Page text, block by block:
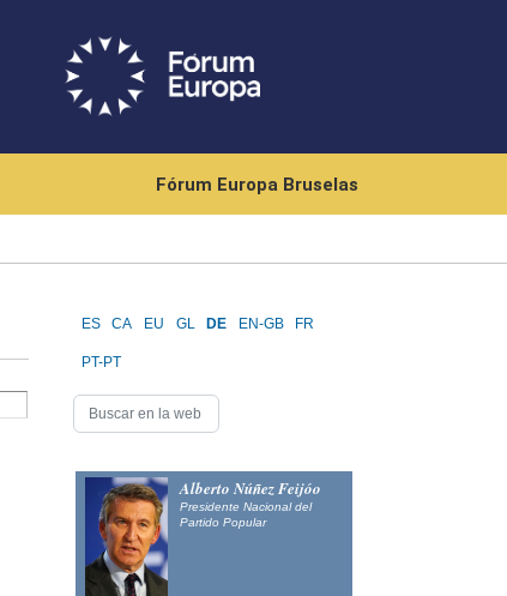
Fórum Europa Bruselas
ES CA EU GL DE EN-GB FR
PT-PT
Alberto Núñez Feijóo
Presidente Nacional del
Partido Popular